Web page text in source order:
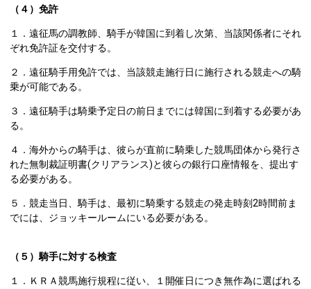
（４）免許
１．遠征馬の調教師、騎手が韓国に到着し次第、当該関係者にそれ
ぞれ免許証を交付する。
２．遠征騎手用免許では、当該競走施行日に施行される競走への騎
乗が可能である。
３．遠征騎手は騎乗予定日の前日までには韓国に到着する必要があ
る。
４．海外からの騎手は、彼らが直前に騎乗した競馬団体から発行さ
れた無制裁証明書(クリアランス)と彼らの銀行口座情報を、提出す
る必要がある。
５．競走当日、騎手は、最初に騎乗する競走の発走時刻2時間前ま
でには、ジョッキールームにいる必要がある。
（５）騎手に対する検査
１．ＫＲＡ競馬施行規程に従い、１開催日につき無作為に選ばれる